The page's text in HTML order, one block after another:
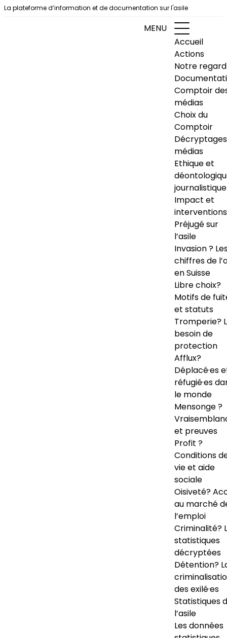
Aller au contenu
La plateforme d’information et de documentation sur l'asile
MENU
Accueil
Actions
Notre regard
Comptoir
médias
Choix du
Comptoir
Décryptages
médias
Ethique et
journalistique
Impact et
interventions
Préjugé sur
l’asile
Invasion ?
chiffres de
en Suisse
Libre choix?
Motifs de
et statuts
Tromperie?
besoin de
protection
Afflux?
Déplacé·es
réfugié·es
le monde
Mensonge ?
et preuves
Profit ?
Conditions
vie et aide
sociale
Oisiveté?
au marché
l’emploi
Criminalité?
statistiques
décryptées
Détention?
des exilé·es
Statistiques
l’asile
Les données